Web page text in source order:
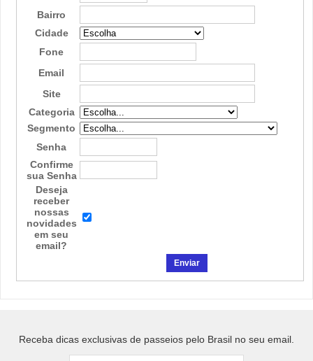
Bairro
Cidade
Fone
Email
Site
Categoria
Segmento
Senha
Confirme
sua Senha
Deseja
receber
nossas
novidades
em seu
email?
Receba dicas exclusivas de passeios pelo Brasil no seu email.